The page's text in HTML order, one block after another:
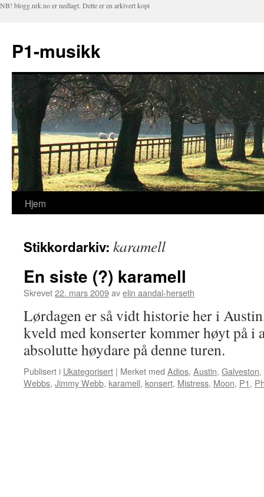
NB! blogg.nrk.no er nedlagt. Dette er en arkivert kopi
P1-musikk
Hopp
innhold
Hjem
Stikkordarkiv: karamell
En siste (?) karamell
Skrevet22. mars 2009avelin aandal-herseth
Lørdagen er så vidt historie her i
kveld med konserter kommer høyt på i
absolutte høydare på denne turen.
Publisert i Ukategorisert | Merket med Adios, Austin, Galveston,
Webbs, Jimmy Webb, karamell, konsert, Mistress, Moon, P1,